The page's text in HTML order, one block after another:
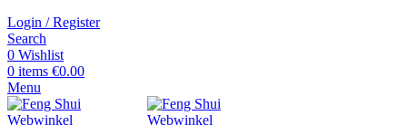
Login / Register
Search
0 Wishlist
0 items €0.00
Menu